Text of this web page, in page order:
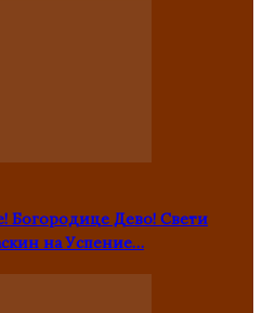
Богородице Дево! Свети
на Успение…